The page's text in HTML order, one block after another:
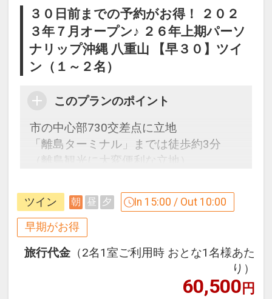
・空港から近く、那覇空港自動車道名嘉
地（なかち）ICまで車で約10分と観光地
へのアクセスも便利。周辺にはアウトレ
ットモールやビーチ、レンタカー営業所
もあります。
那覇空港（車で約15分）
豊崎美らＳＵＮビーチ（徒歩約10分）
沖縄アウトレットモール あしびなー（徒
歩約6分）
イーアス沖縄豊崎（徒歩約6分）
設定期間：2021年12月25日～2027年1
月31日
インターネットコース番号：DP-2-
200000005186
３０日前までの予約がお得！ ２０２
３年７月オープン♪ ２６年上期パーソ
ナリップ沖縄 八重山 【早３０】ツイ
ン（１～２名）
このプランのポイント
市の中心部730交差点に立地
「離島ターミナル」までは徒歩約3分
（離島観光に大変便利な立地）
早めのお申し込みがお得！【早３０】
早期予約限定！３０日前までのご予約が
お得です！
※本プランは３０日前までの予約受付で
す。２９日前以降の人数変更、おとな・
こどもの内訳変更はできません。
ツイン 朝 昼 夕 In 15:00 / Out 10:00
早期がお得
旅行代金 （2名1室ご利用時 おとな1名様あた
り）
60,500円